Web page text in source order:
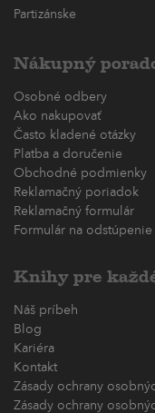
Partizánske
Nákupný
Osobné odbery
Ako nakupovať
Často kladené otázky
Platba a doručenie
Obchodné podmienky
Reklamačný poriadok
Reklamačný formulár
Formulár na
Knihy pre
Náš príbeh
Blog
Kariéra
Kontakt
Zásady ochrany
Zásady ochrany